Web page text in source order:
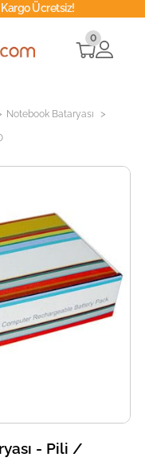
Ücretsiz!
0
Notebook Bataryası >
- Pili /